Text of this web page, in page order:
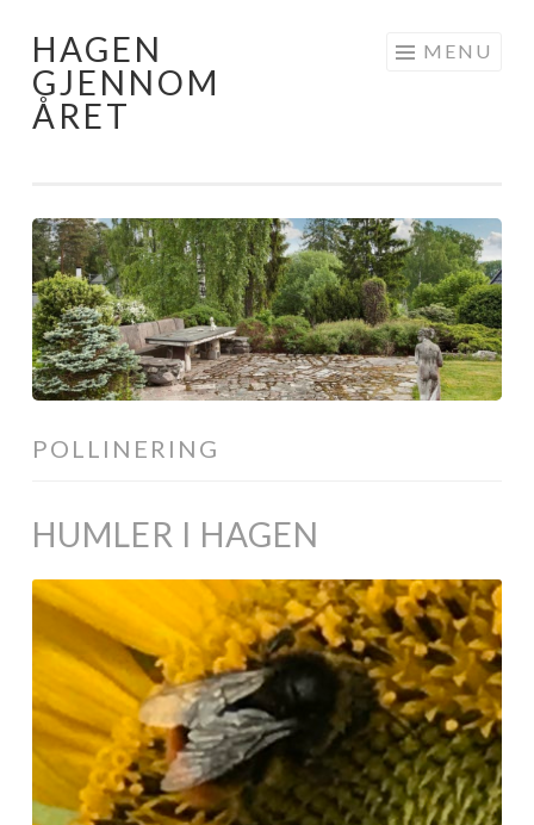
Skip
to
content
HAGEN
GJENNOM
ÅRET
MENU
POLLINERING
HUMLER I HAGEN